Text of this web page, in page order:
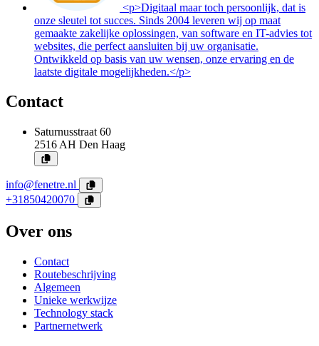
<p>Digitaal maar toch persoonlijk, dat is
onze sleutel tot succes. Sinds 2004 leveren wij op maat
gemaakte zakelijke oplossingen, van software en IT-advies tot
websites, die perfect aansluiten bij uw organisatie.
Ontwikkeld op basis van uw wensen, onze ervaring en de
laatste digitale mogelijkheden.</p>
Contact
Saturnusstraat 60
2516 AH Den Haag
info@fenetre.nl
+31850420070
Over ons
Contact
Routebeschrijving
Algemeen
Unieke werkwijze
Technology stack
Partnernetwerk